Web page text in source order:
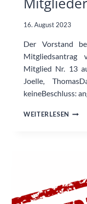
16. August 2023
Der Vorstand
Mitglied Nr. 13
Joelle,
keineBeschluss:
WEITERLESEN